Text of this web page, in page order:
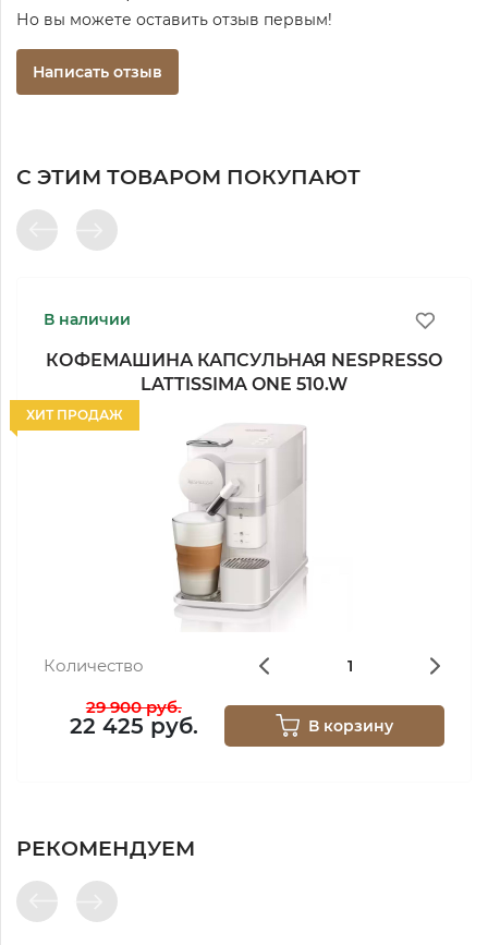
Но вы можете оставить отзыв первым!
Написать отзыв
С ЭТИМ ТОВАРОМ ПОКУПАЮТ
В наличии
ХИТ ПРОДАЖ
КОФЕМАШИНА КАПСУЛЬНАЯ NESPRESSO
LATTISSIMA ONE 510.W
Количество
29 900 руб.
22 425 руб. В корзину
РЕКОМЕНДУЕМ